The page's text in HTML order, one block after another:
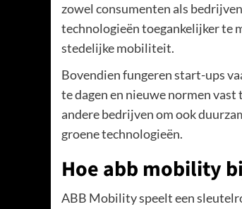
zowel consumenten als
technologieën toegankelijker te
stedelijke mobiliteit.
Bovendien fungeren start-ups
te dagen en nieuwe normen
andere bedrijven om ook
groene technologieën.
Hoe abb mobility
ABB Mobility speelt een